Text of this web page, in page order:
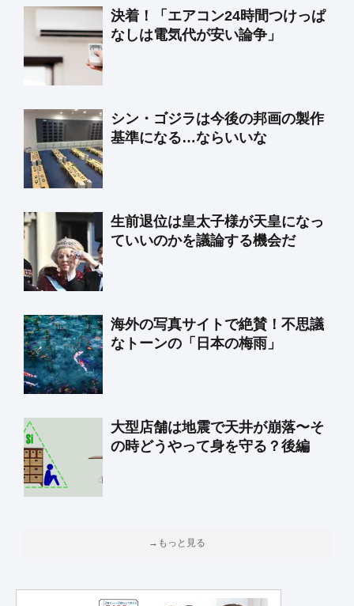
決着！「エアコン24時間つけっぱ
なしは電気代が安い論争」
シン・ゴジラは今後の邦画の製作
基準になる…ならいいな
生前退位は皇太子様が天皇になっ
ていいのかを議論する機会だ
海外の写真サイトで絶賛！不思議
なトーンの「日本の梅雨」
大型店舗は地震で天井が崩落〜そ
の時どうやって身を守る？後編
→もっと見る